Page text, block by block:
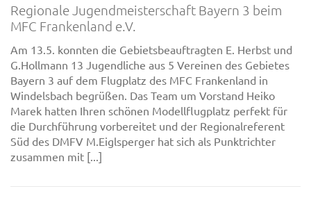
Regionale Jugendmeisterschaft Bayern 3 beim
MFC Frankenland e.V.
Am 13.5. konnten die Gebietsbeauftragten E. Herbst und
G.Hollmann 13 Jugendliche aus 5 Vereinen des Gebietes
Bayern 3 auf dem Flugplatz des MFC Frankenland in
Windelsbach begrüßen. Das Team um Vorstand Heiko
Marek hatten Ihren schönen Modellflugplatz perfekt für
die Durchführung vorbereitet und der Regionalreferent
Süd des DMFV M.Eiglsperger hat sich als Punktrichter
zusammen mit [...]